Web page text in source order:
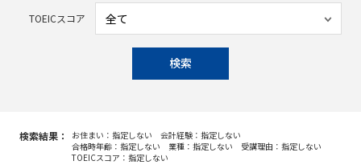
TOEICスコア
検索
検索結果： お住まい：指定しない
会計経験：指定しない
合格時年齢：指定しない
業種：指定しない
受講理由：指定しない
TOEICスコア：指定しない